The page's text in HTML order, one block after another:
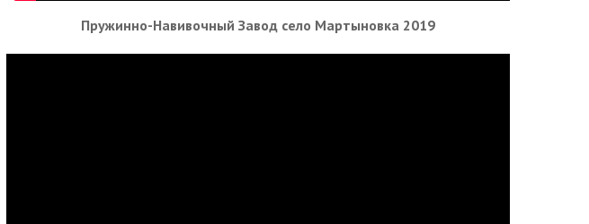
Пружинно-Навивочный Завод село Мартыновка 2019